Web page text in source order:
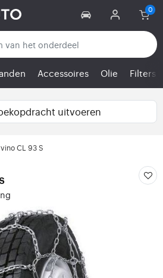
Accessoires Olie Filters
uitvoeren
CL 93 S